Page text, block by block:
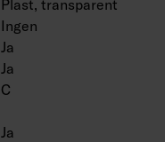
Plast, transparent
Ingen
Ja
Ja
C
Ja